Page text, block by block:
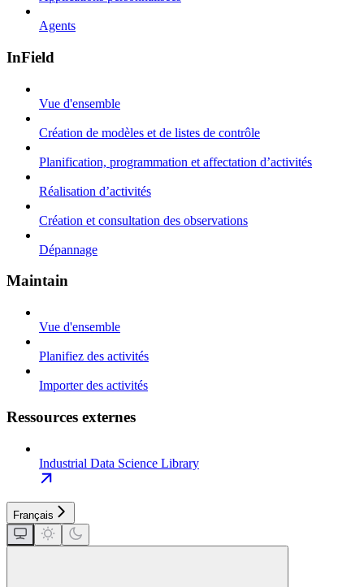
Agents
InField
Vue d'ensemble
Création de modèles et de listes de contrôle
Planification, programmation et affectation d’activités
Réalisation d’activités
Création et consultation des observations
Dépannage
Maintain
Vue d'ensemble
Planifiez des activités
Importer des activités
Ressources externes
Industrial Data Science Library
Français